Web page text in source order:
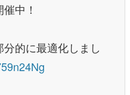
中！
的に最適化しまし